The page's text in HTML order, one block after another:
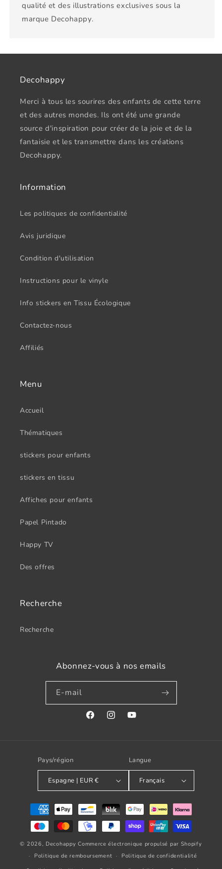
qualité et des illustrations exclusives sous la
marque Decohappy.
Decohappy
Merci à tous les sourires des enfants de cette terre
et des autres mondes. Ils ont été une grande
source d'inspiration pour créer de la joie et de la
fantaisie et les transmettre dans les créations
Decohappy.
Information
Les politiques de confidentialité
Avis juridique
Condition d'utilisation
Instructions pour le vinyle
Info stickers en Tissu Écologique
Contactez-nous
Affiliés
Menu
Accueil
Thématiques
stickers pour enfants
stickers en tissu
Affiches pour enfants
Papel Pintado
Happy TV
Des offres
Recherche
Recherche
Abonnez-vous à nos emails
E-mail
FacebookInstagramYouTube
Pays/région
Espagne | EUR €
Langue
Français
Modes
paiement
© 2026, Decohappy Commerce électronique propulsé par Shopify
Politique de remboursement
Politique de confidentialité